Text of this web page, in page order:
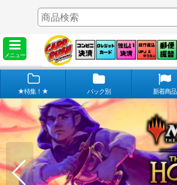
メニュー
★特集！★ パック別 新着商品